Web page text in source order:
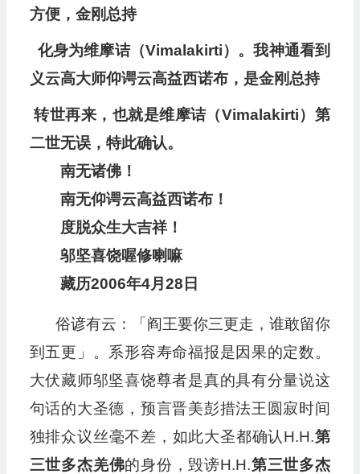
方便，金刚总持
化身为维摩诘（Vimalakirti）。我神通看到
义云高大师仰谔云高益西诺布，是金刚总持
转世再来，也就是维摩诘（Vimalakirti）第
二世无误，特此确认。
南无诸佛！
南无仰谔云高益西诺布！
度脱众生大吉祥！
邬坚喜饶喔修喇嘛
藏历2006年4月28日
俗谚有云：「阎王要你三更走，谁敢留你
到五更」。系形容寿命福报是因果的定数。
大伏藏师邬坚喜饶尊者是真的具有分量说这
句话的大圣德，预言晋美彭措法王圆寂时间
独排众议丝毫不差，如此大圣都确认H.H.第
三世多杰羌佛的身份，毁谤H.H.第三世多杰